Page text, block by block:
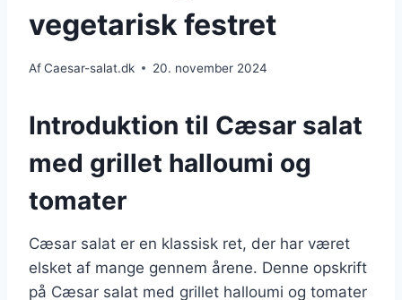
vegetarisk festret
AfCaesar-salat.dk 20. november 2024
Introduktion til Cæsar salat
med grillet halloumi og
tomater
Cæsar salat er en klassisk ret, der har været
elsket af mange gennem årene. Denne opskrift
på Cæsar salat med grillet halloumi og tomater